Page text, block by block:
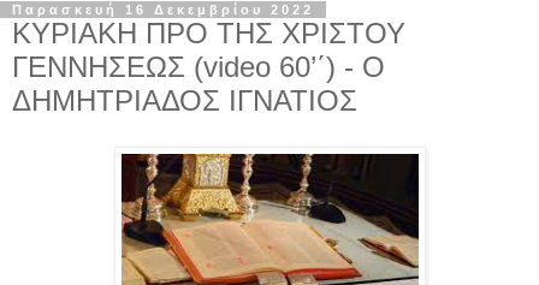
Παρασκευή 16 Δεκεμβρίου 2022
ΚΥΡΙΑΚΗ ΠΡΟ ΤΗΣ ΧΡΙΣΤΟΥ
ΓΕΝΝΗΣΕΩΣ (video 60’΄) - Ο
ΔΗΜΗΤΡΙΑΔΟΣ ΙΓΝΑΤΙΟΣ